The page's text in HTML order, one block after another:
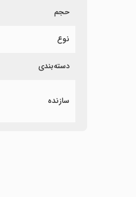
حجم
نوع
دسته‌بندی
سازنده